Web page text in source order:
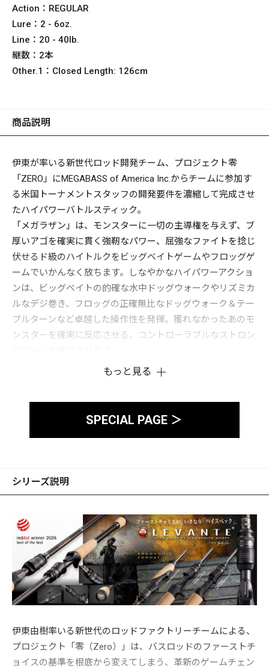
Action： REGULAR
Lure： 2 - 6oz.
Line： 20 - 40lb.
継数： 2本
Other.1： Closed Length: 126cm
商品説明
伊東が率いる新世代ロッド開発チーム、プロジェクト零
「ZERO」にMEGABASS of America Inc.からチームに参加す
る米国トーナメントスタッフの開発要件を濃縮して完成させ
たハイパワーバトルスティック。
「メガラザン」は、モンスターに一切の主導権を与えず、ブ
厚いアゴを確実に貫く強靭なパワー、屈強なファイトを捻じ
伏せるド級のハイトルクをビッグベイトゲームやフロッグゲ
ームでいかんなく放ちます。しなやかなハイパワーアクショ
ンは、ビッグベイトの的確な水中ドッグウォークやリズミカ
ルなデジ巻き、フロッグの正確無比なドッグウォーク＆テー
ブルターンなど卓越した操作性を発揮。獲れなかったあのモ
ンスターを確実に反応させる、コントローラブルなストロン
ヘヴィカヴァーへのピッチング・フリッピング・パンチン
を要するストロングゲーム全般に対応。怪獣クラスに挑む強
を追求。モンスターハンティングを軽快なロッドワークでこ
もっと見る
SPECIAL PAGE ＞
シリーズ説明
伊東由樹率いる新世代のロッドファクトリーチームによる、
プロジェクト「零（Zero）」は、バスロッドのファーストチ
ョイスの基準を根底から変えてしまう、革新のゲームチェン